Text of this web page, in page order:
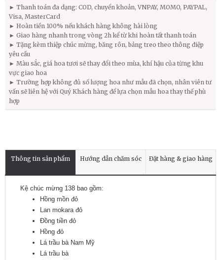
► Thanh toán đa dạng: COD, chuyển khoản, VNPAY, MOMO, PAYPAL,
Visa, MasterCard
► Hoàn tiền 100% nếu khách hàng không hài lòng
► Giao hàng nhanh trong vòng 2h kể từ khi hoàn tất thanh toán
► Tặng kèm thiệp chúc mừng, băng rôn, bảng treo theo thông điệp
yêu cầu
► Màu sắc, giá hoa tươi sẽ thay đổi theo mùa, khí hậu của từng khu
vực giao hoa
► Trường hợp không đủ số lượng hoa như mẫu đã chọn, nhân viên tư
vấn sẽ liên hệ với Quý Khách hàng để lựa chọn mẫu hoa thay thế phù
hợp
Thông tin sản phẩm Hướng dẫn chăm sóc Đặt hàng & giao hàng
Kệ chúc mừng 138 bao gồm:
Hồng mồn đỏ
Lan mokara đỏ
Đồng tiền đỏ
Hồng đỏ
Lá trầu bà Nam Mỹ
Lá trầu bà